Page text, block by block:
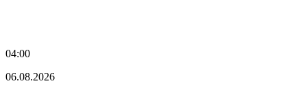
04:00
06.08.2026